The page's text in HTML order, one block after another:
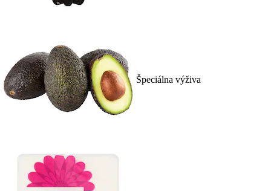
Špeciálna výživa